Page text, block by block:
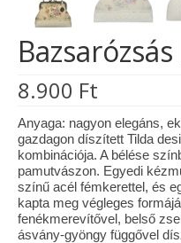
Mobiltelefon
Tote bag
Piactér
Kosár
Galéria
Hasznos információk
Vásárok, ahol
8.900 Ft
Anyaga: nagyon elegáns,
gazdagon díszített Tilda
kombinációja. A bélése
pamutvászon. Egyedi
színű acél fémkerettel, és
kapta meg végleges
fenékmerevítővel, belső
ásvány-gyöngy függővel